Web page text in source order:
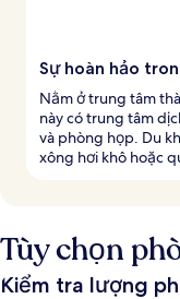
Sự hoàn hảo
Nằm ở trung tâm
này có trung tâm
và phòng họp. Du
xông hơi khô hoặc
Tùy chọn
Kiểm tra lượng